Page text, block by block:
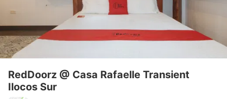
RedDoorz @ Casa Rafaelle Transient
Ilocos Sur